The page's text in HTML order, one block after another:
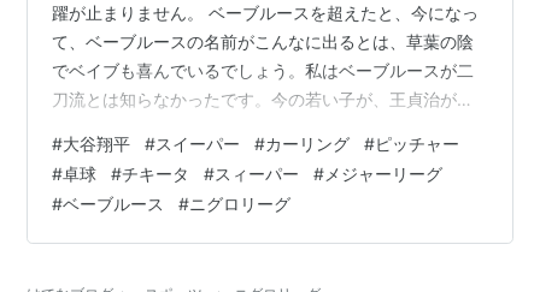
躍が止まりません。 ベーブルースを超えたと、今になっ
て、ベーブルースの名前がこんなに出るとは、草葉の陰
でベイブも喜んでいるでしょう。私はベーブルースが二
刀流とは知らなかったです。今の若い子が、王貞治が甲
す。 <大谷はカージナルス戦で自己最多タイの13奪三振
で、メジャー通算500奪三振を達成。これで投手で通算
500奪三振と打者で100本塁打に到達し、メジャーではベ
ーブ・ルース以来の快挙を達成。5/3> <MLB公式サイト
#大谷翔平 #スイーパー #カーリング #ピッチャー
#卓球 #チキータ #スィーパー # メジャーリーグ
#ベーブルース #ニグロリーグ